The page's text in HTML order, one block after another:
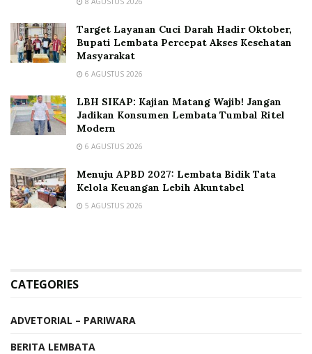
Target Layanan Cuci Darah Hadir Oktober,
Bupati Lembata Percepat Akses Kesehatan
Masyarakat
6 AGUSTUS 2026
LBH SIKAP: Kajian Matang Wajib! Jangan
Jadikan Konsumen Lembata Tumbal Ritel
Modern
6 AGUSTUS 2026
Menuju APBD 2027: Lembata Bidik Tata
Kelola Keuangan Lebih Akuntabel
5 AGUSTUS 2026
CATEGORIES
ADVETORIAL – PARIWARA
BERITA LEMBATA